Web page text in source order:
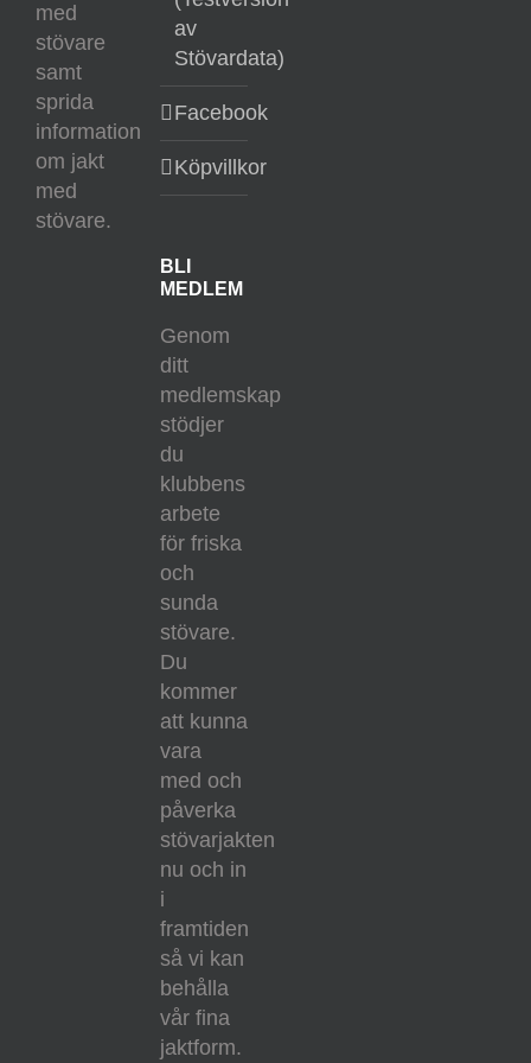
med
stövare
samt
sprida
information
om jakt
med
stövare.
av
Stövardata)
Facebook
Köpvillkor
BLI
MEDLEM
Genom
ditt
medlemskap
stödjer
du
klubbens
arbete
för friska
och
sunda
stövare.
Du
kommer
att kunna
vara
med och
påverka
stövarjakten
nu och in
i
framtiden
så vi kan
behålla
vår fina
jaktform.